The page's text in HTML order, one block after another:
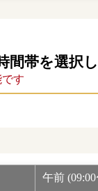
間帯を選択
す
午前